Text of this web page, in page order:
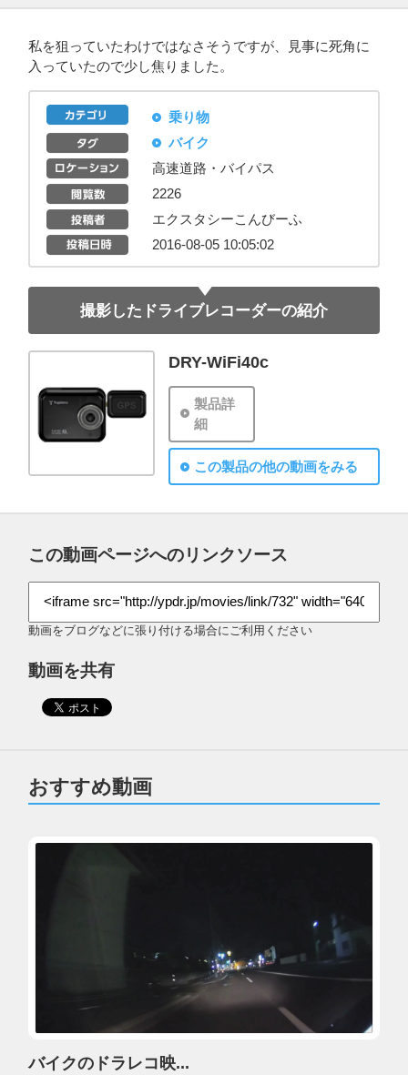
私を狙っていたわけではなさそうですが、見事に死角に
入っていたので少し焦りました。
乗り物
バイク
高速道路・バイパス
2226
エクスタシーこんびーふ
2016-08-05 10:05:02
撮影したドライブレコーダーの紹介
DRY-WiFi40c
製品詳
細
この製品の他の動画をみる
この動画ページへのリンクソース
動画をブログなどに張り付ける場合にご利用ください
動画を共有
おすすめ動画
バイクのドラレコ映...